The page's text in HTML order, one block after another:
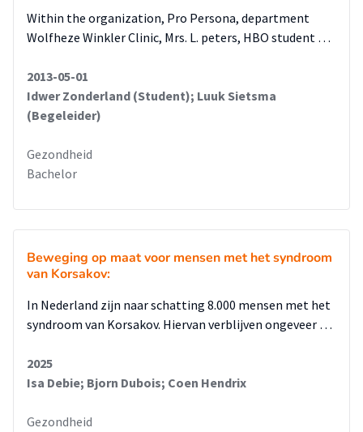
Within the organization, Pro Persona, department
Wolfheze Winkler Clinic, Mrs. L. peters, HBO student …
2013-05-01
Idwer Zonderland (Student); Luuk Sietsma
(Begeleider)
Gezondheid
Bachelor
Beweging op maat voor mensen met het syndroom
van Korsakov:
In Nederland zijn naar schatting 8.000 mensen met het
syndroom van Korsakov. Hiervan verblijven ongeveer …
2025
Isa Debie; Bjorn Dubois; Coen Hendrix
Gezondheid